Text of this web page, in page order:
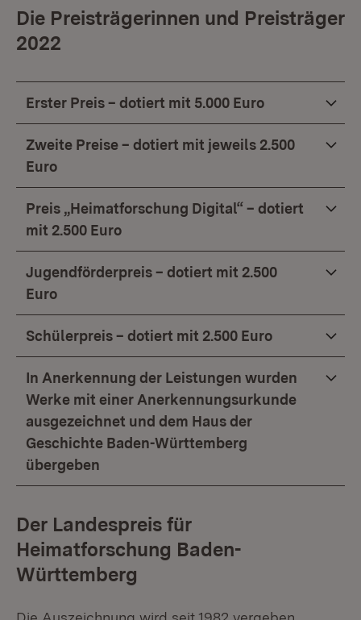
Die Preisträgerinnen und Preisträger
2022
Erster Preis – dotiert mit 5.000 Euro
Zweite Preise – dotiert mit jeweils 2.500
Euro
Preis „Heimatforschung Digital“ – dotiert
mit 2.500 Euro
Jugendförderpreis – dotiert mit 2.500
Euro
Schülerpreis – dotiert mit 2.500 Euro
In Anerkennung der Leistungen wurden
Werke mit einer Anerkennungsurkunde
ausgezeichnet und dem Haus der
Geschichte Baden-Württemberg
übergeben
Der Landespreis für
Heimatforschung Baden-
Württemberg